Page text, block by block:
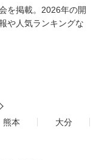
を掲載。2026年の開
や人気ランキングな
熊本
大分